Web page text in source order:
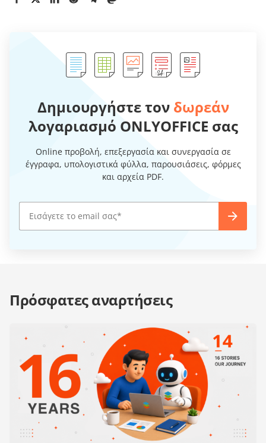
Δημιουργήστε τον δωρεάν
λογαριασμό ONLYOFFICE σας
Online προβολή, επεξεργασία και συνεργασία σε
έγγραφα, υπολογιστικά φύλλα, παρουσιάσεις, φόρμες
και αρχεία PDF.
Πρόσφατες αναρτήσεις